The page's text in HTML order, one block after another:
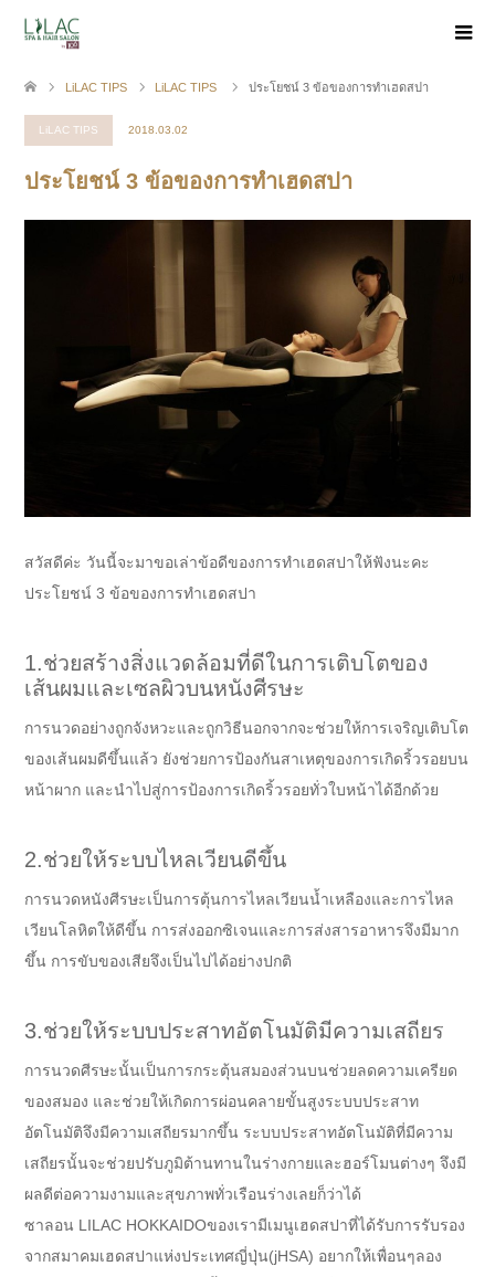
LiLAC TIPS LiLAC TIPS ประโยชน์ 3 ข้อของการทำเฮดสปา
LiLAC TIPS 2018.03.02
ประโยชน์ 3 ข้อของการทำเฮดสปา
สวัสดีค่ะ วันนี้จะมาขอเล่าข้อดีของการทำเฮดสปาให้ฟังนะคะ
ประโยชน์ 3 ข้อของการทำเฮดสปา
1️.ช่วยสร้างสิ่งแวดล้อมที่ดีในการเติบโตของ
เส้นผมและเซลผิวบนหนังศีรษะ
การนวดอย่างถูกจังหวะและถูกวิธีนอกจากจะช่วยให้การเจริญเติบโต
ของเส้นผมดีขึ้นแล้ว ยังช่วยการป้องกันสาเหตุของการเกิดริ้วรอยบน
หน้าผาก และนำไปสู่การป้องการเกิดริ้วรอยทั่วใบหน้าได้อีกด้วย
2️.ช่วยให้ระบบไหลเวียนดีขึ้น
การนวดหนังศีรษะเป็นการตุ้นการไหลเวียนน้ำเหลืองและการไหล
เวียนโลหิตให้ดีขึ้น การส่งออกซิเจนและการส่งสารอาหารจึงมีมาก
ขึ้น การขับของเสียจึงเป็นไปได้อย่างปกติ
3️.ช่วยให้ระบบประสาทอัตโนมัติมีความเสถียร
การนวดศีรษะนั้นเป็นการกระตุ้นสมองส่วนบนช่วยลดความเครียด
ของสมอง และช่วยให้เกิดการผ่อนคลายขั้นสูงระบบประสาท
อัตโนมัติจึงมีความเสถียรมากขึ้น ระบบประสาทอัตโนมัติที่มีความ
เสถียรนั้นจะช่วยปรับภูมิต้านทานในร่างกายและฮอร์โมนต่างๆ จึงมี
ผลดีต่อความงามและสุขภาพทั่วเรือนร่างเลยก็ว่าได้
ซาลอน LILAC HOKKAIDOของเรามีเมนูเฮดสปาที่ได้รับการรับรอง
จากสมาคมเฮดสปาแห่งประเทศญี่ปุ่น(jHSA) อยากให้เพื่อนๆลอง